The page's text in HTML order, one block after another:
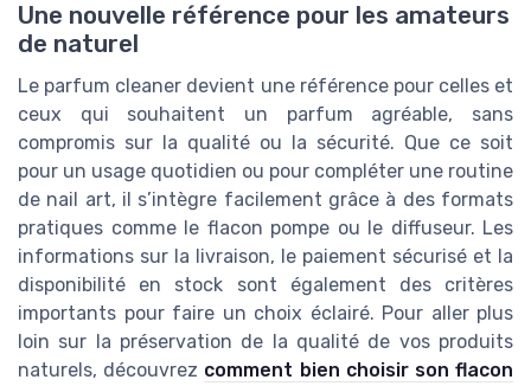
Une nouvelle référence pour les amateurs
de naturel
Le parfum cleaner devient une référence pour celles et
ceux qui souhaitent un parfum agréable, sans
compromis sur la qualité ou la sécurité. Que ce soit
pour un usage quotidien ou pour compléter une routine
de nail art, il s’intègre facilement grâce à des formats
pratiques comme le flacon pompe ou le diffuseur. Les
informations sur la livraison, le paiement sécurisé et la
disponibilité en stock sont également des critères
importants pour faire un choix éclairé. Pour aller plus
loin sur la préservation de la qualité de vos produits
naturels, découvrez comment bien choisir son flacon